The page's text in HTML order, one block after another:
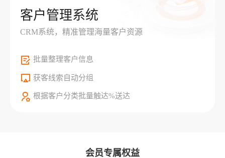
客户管理系统
CRM系统，精准管理海量客户资源
批量整理客户信息
获客线索自动分组
根据客户分类批量触达%送达
会员专属权益